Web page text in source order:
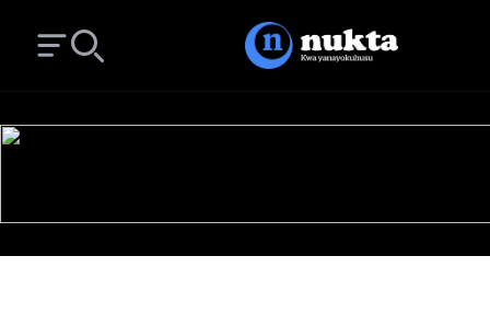
Open main menu